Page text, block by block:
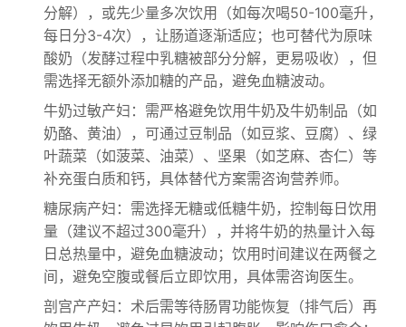
分解），或先少量多次饮用（如每次喝50-100毫升，
每日分3-4次），让肠道逐渐适应；也可替代为原味
酸奶（发酵过程中乳糖被部分分解，更易吸收），但
需选择无额外添加糖的产品，避免血糖波动。
牛奶过敏产妇：需严格避免饮用牛奶及牛奶制品（如
奶酪、黄油），可通过豆制品（如豆浆、豆腐）、绿
叶蔬菜（如菠菜、油菜）、坚果（如芝麻、杏仁）等
补充蛋白质和钙，具体替代方案需咨询营养师。
糖尿病产妇：需选择无糖或低糖牛奶，控制每日饮用
量（建议不超过300毫升），并将牛奶的热量计入每
日总热量中，避免血糖波动；饮用时间建议在两餐之
间，避免空腹或餐后立即饮用，具体需咨询医生。
剖宫产产妇：术后需等待肠胃功能恢复（排气后）再